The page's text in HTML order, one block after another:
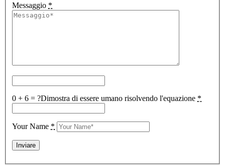
Messaggio *
0 + 6 = ?Dimostra di essere umano risolvendo l'equazione *
Your Name *